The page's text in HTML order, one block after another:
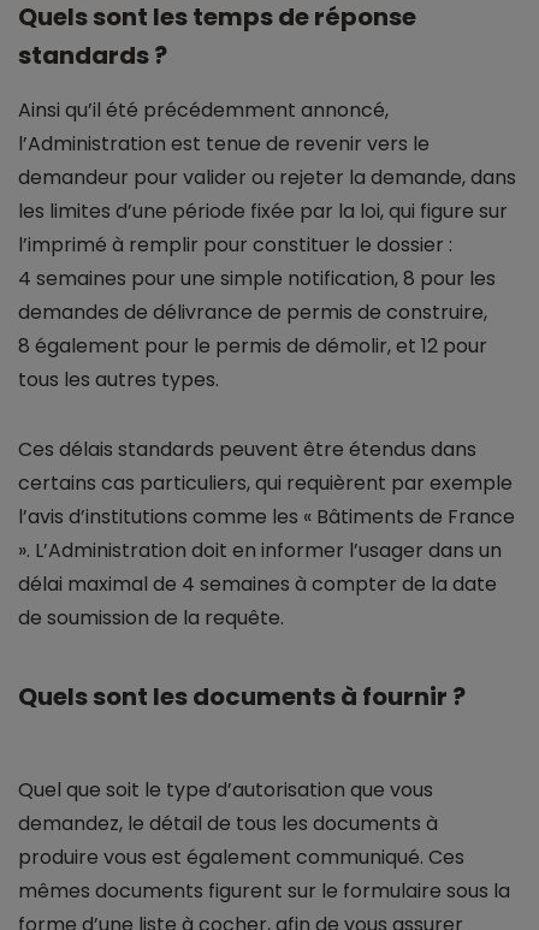
Quels sont les temps de réponse
standards ?
Ainsi qu’il été précédemment annoncé,
l’Administration est tenue de revenir vers le
demandeur pour valider ou rejeter la demande, dans
les limites d’une période fixée par la loi, qui figure sur
l’imprimé à remplir pour constituer le dossier :
4 semaines pour une simple notification, 8 pour les
demandes de délivrance de permis de construire,
8 également pour le permis de démolir, et 12 pour
tous les autres types.
Ces délais standards peuvent être étendus dans
certains cas particuliers, qui requièrent par exemple
l’avis d’institutions comme les « Bâtiments de France
». L’Administration doit en informer l’usager dans un
délai maximal de 4 semaines à compter de la date
de soumission de la requête.
Quels sont les documents à fournir ?
Quel que soit le type d’autorisation que vous
demandez, le détail de tous les documents à
produire vous est également communiqué. Ces
mêmes documents figurent sur le formulaire sous la
forme d’une liste à cocher, afin de vous assurer